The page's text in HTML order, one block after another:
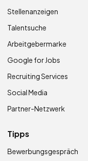
Stellenanzeigen
Talentsuche
Arbeitgebermarke
Google for Jobs
Recruiting Services
Social Media
Partner-Netzwerk
Tipps
Bewerbungsgespräch